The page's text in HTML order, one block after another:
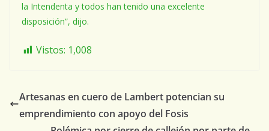
la Intendenta y todos han tenido una excelente
disposición”, dijo.
Vistos: 1,008
Artesanas en cuero de Lambert potencian su
emprendimiento con apoyo del Fosis